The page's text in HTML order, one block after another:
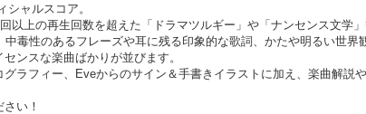
ャルスコア。
以上の再生回数を超えた「ドラマツルギー」や「ナンセンス文学
毒性のあるフレーズや耳に残る印象的な歌詞、かたや明るい世界
ンスな楽曲ばかりが並びます。
ラフィー、Eveからのサイン＆手書きイラストに加え、楽曲解説
い！